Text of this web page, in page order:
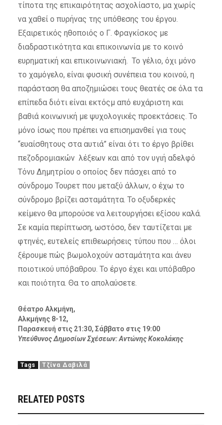
τίποτα της επικαιρότητας ασχολίαστο, μα χωρίς
να χαθεί ο πυρήνας της υπόθεσης του έργου.
Εξαιρετικός ηθοποιός ο Γ. Φραγκίσκος με
διαδραστικότητα και επικοινωνία με το κοινό
ευρηματική και επικοινωνιακή. Το γέλιο, όχι μόνο
το χαμόγελο, είναι φυσική συνέπεια του κοινού, η
παράσταση θα αποζημιώσει τους θεατές σε όλα τα
επίπεδα διότι είναι εκτόςμ από ευχάριστη και
βαθιά κοινωνική με ψυχολογικές προεκτάσεις. Το
μόνο ίσως που πρέπει να επισημανθεί για τους
“ευαίσθητους στα αυτιά” είναι ότι το έργο βρίθει
πεζοδρομιακών λέξεων και από τον υγιή αδελφό
Τόνυ Δημητρίου ο οποίος δεν πάσχει από το
σύνδρομο Τουρετ που μεταξύ άλλων, ο έχω το
σύνδρομο βρίζει ασταμάτητα. Το οξυδερκές
κείμενο θα μπορούσε να λειτουργήσει εξίσου καλά.
Σε καμία περίπτωση, ωστόσο, δεν ταυτίζεται με
φτηνές, ευτελείς επιθεωρήσεις τύπου που … όλοι
ξέρουμε πώς βωμολοχούν ασταμάτητα και άνευ
ποιοτικού υπόβαθρου. Το έργο έχει και υπόβαθρο
και ποιότητα. Θα το απολαύσετε.
Θέατρο Αλκμήνη,
Αλκμήνης 8-12,
Παρασκευή στις 21:30, Σάββατο στις 19:00
Υπεύθυνος Δημοσίων Σχέσεων: Αντώνης Κοκολάκης
Tags Τζίνα Δαβιλά
RELATED POSTS